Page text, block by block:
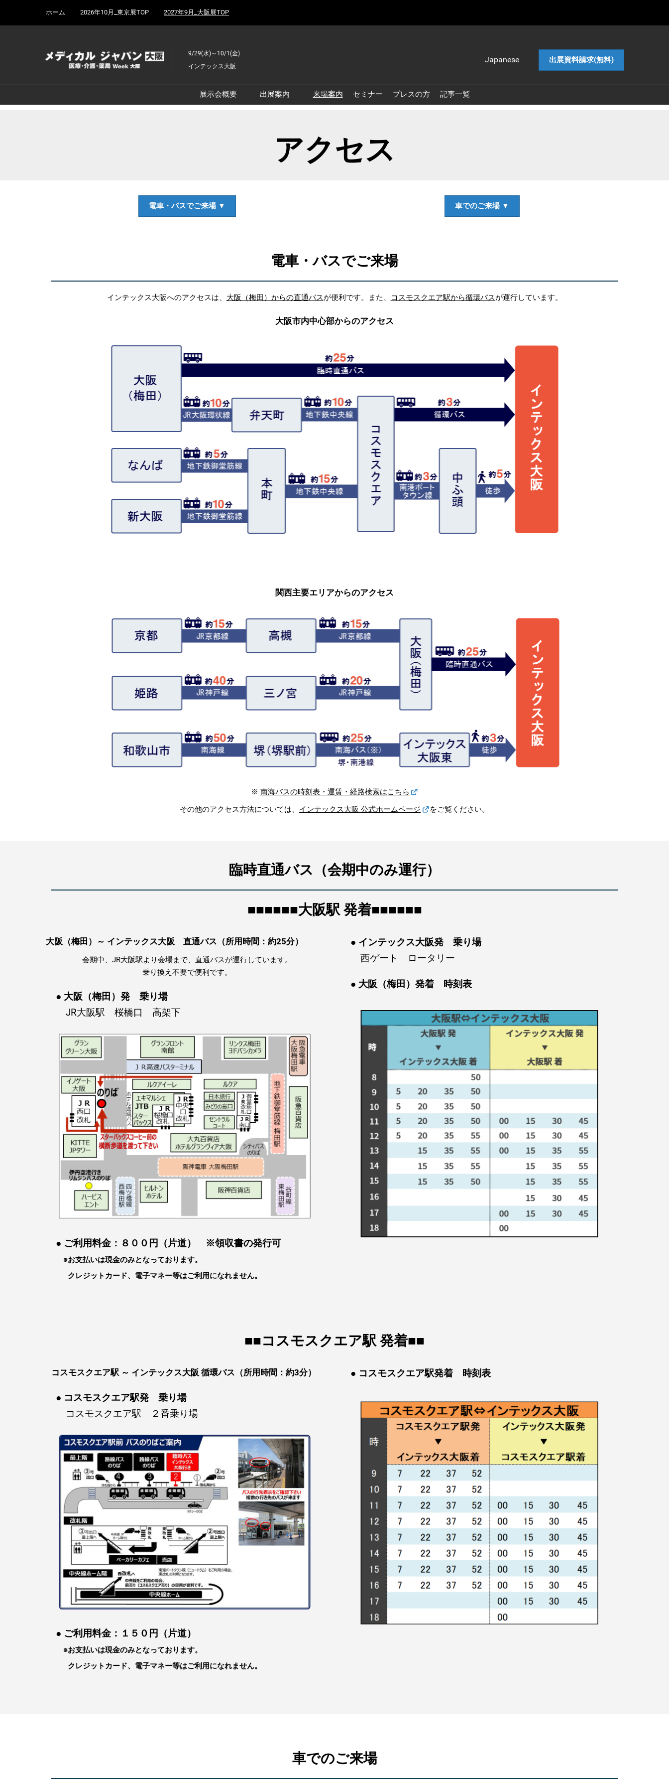
キ
し
to
ホーム 2026年10月_東京展TOP 2027年9月_大阪展TOP
9/29(水)～10/1(金)
インテックス大阪
Japanese
English
中文
出展資料請求(無料)
展示会概要
医療DX EXPO
健診・人間ドックEXPO
出展案内 来場案内 セミナー プレスの方 記事一覧
アクセス
電車・バスでご来場 ▼ 車でのご来場 ▼
電車・バスでご来場
インテックス大阪へのアクセスは、 大阪（梅田）からの直通バスが便利です。また、 コスモスクエア駅から循環バスが運行しています。
大阪市内中心部からのアクセス
関西主要エリアからのアクセス
※ 南海バスの時刻表・運賃・経路検索はこちら
その他のアクセス方法については、 インテックス大阪 公式ホームページ をご覧ください。
臨時直通バス（会期中のみ運行）
■■■■■■大阪駅 発着■■■■■■
大阪（梅田）～ インテックス大阪 直通バス（所用時間：約25分）
会期中、JR大阪駅より会場まで、直通バスが運行しています。
乗り換え不要で便利です。
● 大阪（梅田）発 乗り場
JR大阪駅 桜橋口 高架下
● ご利用料金：８００円（片道） ※領収書の発行可
※お支払いは現金のみとなっております。
クレジットカード、電子マネー等はご利用になれません。
● インテックス大阪発 乗り場
西ゲート ロータリー
● 大阪（梅田）発着 時刻表
■■コスモスクエア駅 発着■■
コスモスクエア駅 ～ インテックス大阪 循環バス（所用時間：約3分）
● コスモスクエア駅発 乗り場
コスモスクエア駅 ２番乗り場
● ご利用料金：１５０円（片道）
※お支払いは現金のみとなっております。
クレジットカード、電子マネー等はご利用になれません。
● コスモスクエア駅発着 時刻表
車でのご来場